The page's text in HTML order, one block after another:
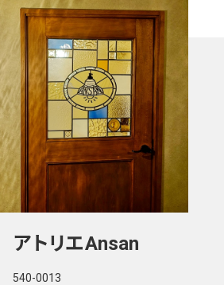
アトリエAnsan
540-0013